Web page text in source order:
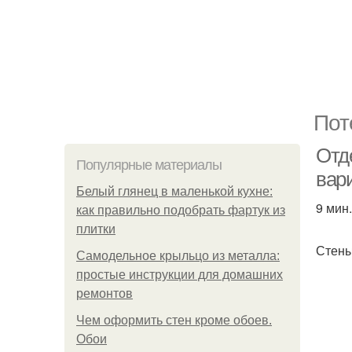
Популярные материалы
Белый глянец в маленькой кухне:
как правильно подобрать фартук из
плитки
Самодельное крыльцо из металла:
простые инструкции для домашних
ремонтов
Чем оформить стен кроме обоев.
Обои
9 мин.